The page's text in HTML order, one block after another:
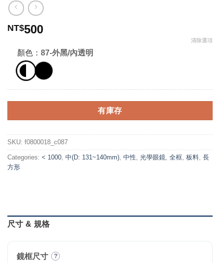
NT$500
顏色： 87-外黑/內透明
清除選項
有庫存
SKU: f0800018_c087
Categories: < 1000, 中(D: 131~140mm), 中性, 光學眼鏡, 全框, 板料, 長
方形
尺寸 & 規格
鏡框尺寸 ?